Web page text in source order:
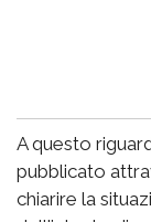
A questo
pubblicato
chiarire la